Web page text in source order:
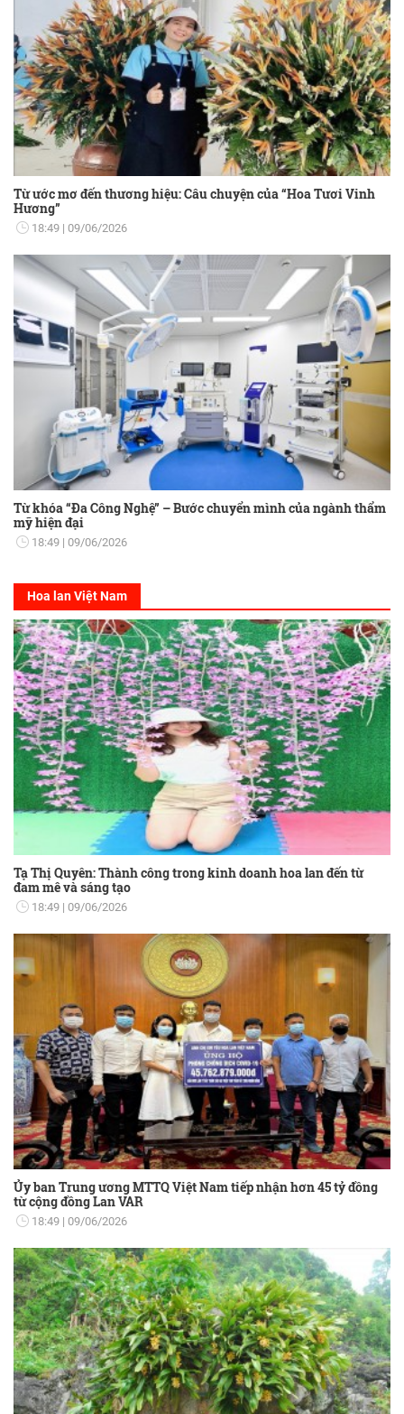
Từ ước mơ đến thương hiệu: Câu chuyện của “Hoa Tươi Vinh
Hương”
18:49 09/06/2026
Từ khóa “Đa Công Nghệ” – Bước chuyển mình của ngành thẩm
mỹ hiện đại
18:49 09/06/2026
Hoa lan Việt Nam
Tạ Thị Quyên: Thành công trong kinh doanh hoa lan đến từ
đam mê và sáng tạo
18:49 09/06/2026
Ủy ban Trung ương MTTQ Việt Nam tiếp nhận hơn 45 tỷ đồng
từ cộng đồng Lan VAR
18:49 09/06/2026